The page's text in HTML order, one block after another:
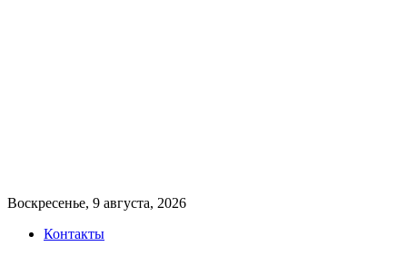
Воскресенье, 9 августа, 2026
Контакты